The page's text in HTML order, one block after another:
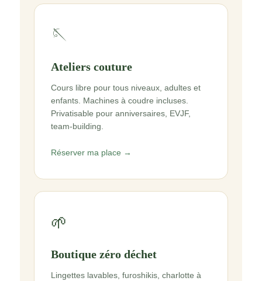
🪡
Ateliers couture
Cours libre pour tous niveaux, adultes et
enfants. Machines à coudre incluses.
Privatisable pour anniversaires, EVJF,
team-building.
Réserver ma place →
🌱
Boutique zéro déchet
Lingettes lavables, furoshikis, charlotte à